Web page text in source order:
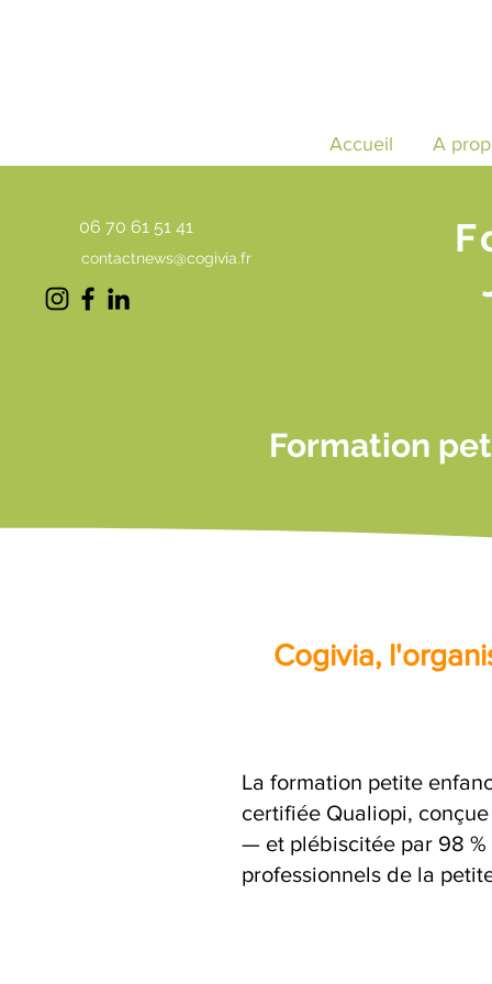
Accueil A
06 70 61 51 41
contactnews@cogivia.fr
Formation
Cogivia,
La formation petite
certifiée Qualiopi,
— et plébiscitée par 98 %
professionnels de la